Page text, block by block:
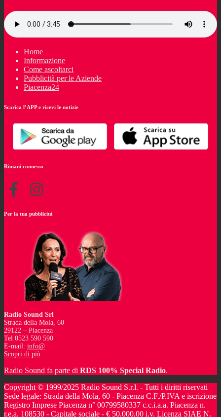
Home
Informazione
Come ascoltarci
Pubblicità per le Aziende
Piacenza24
Scarica l’APP e ricevi le notizie
Rimani connesso
Per la tua pubblicità
Radio Sound Srl
Strada della Mola, 60
29122 – Piacenza
Tel 0523 590 590
E-mail: info@
Scopri di più
Radio Sound fa parte di RDS 100% Special Radio.
Copyright © 1999/2025 Radio Sound S.r.l. - Tutti i diritti riservati
Sede legale: Strada della Mola, 60 - Piacenza C.F./P.IVA e iscrizione
Registro Imprese Piacenza n° 00799580337 c.c.i.a.a. Piacenza n.
r.e.a. 108530 - Capitale sociale - € 50.000,00 i.v. Licenza SIAE N.